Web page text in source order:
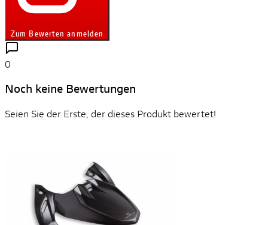
Zum Bewerten anmelden
0
Noch keine Bewertungen
Seien Sie der Erste, der dieses Produkt bewertet!